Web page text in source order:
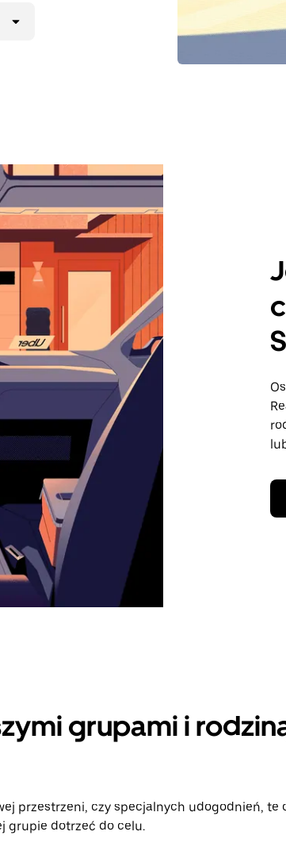
grupami i
przestrzeni, czy specjalnych udogodnień, te
grupie dotrzeć do celu.